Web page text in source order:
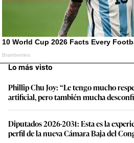
Lo más visto
Phillip Chu Joy: “Le tengo mucho
artificial, pero también mucha
Diputados 2026-2031: Esta es la
perfil de la nueva Cámara Baja del